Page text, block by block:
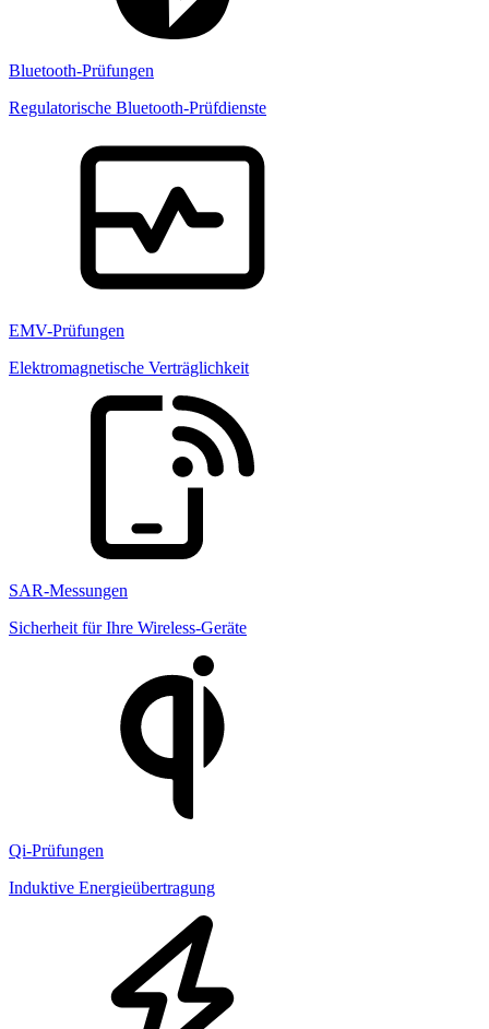
Bluetooth-Prüfungen
Regulatorische Bluetooth-Prüfdienste
EMV-Prüfungen
Elektromagnetische Verträglichkeit
SAR-Messungen
Sicherheit für Ihre Wireless-Geräte
Qi-Prüfungen
Induktive Energieübertragung